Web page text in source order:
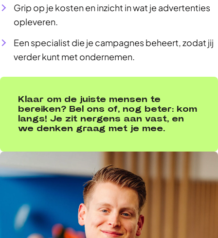
Grip op je kosten en inzicht in wat je advertenties
opleveren.
Een specialist die je campagnes beheert, zodat jij
verder kunt met ondernemen.
Klaar om de juiste mensen te
bereiken? Bel ons of, nog beter: kom
langs! Je zit nergens aan vast, en
we denken graag met je mee.